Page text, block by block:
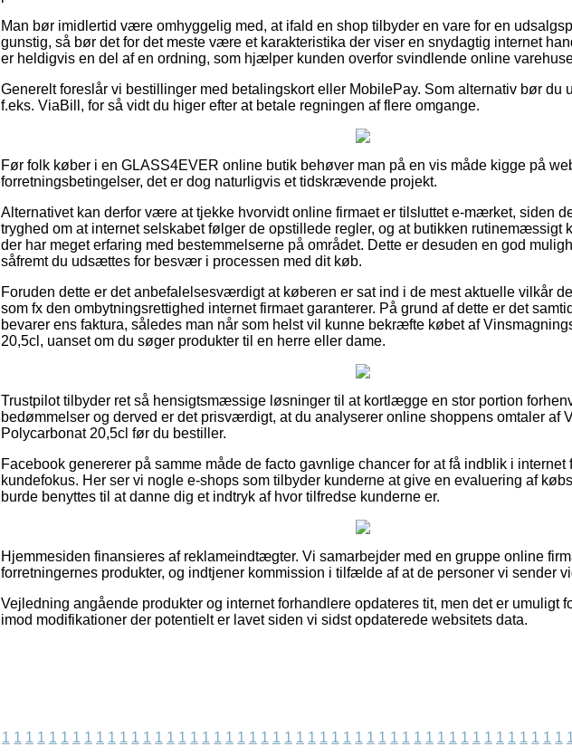
Man bør imidlertid være omhyggelig med, at ifald en shop tilbyder en vare for en
gunstig, så bør det for det meste være et karakteristika der viser en snydagtig internet
er heldigvis en del af en ordning, som hjælper kunden overfor svindlende online
Generelt foreslår vi bestillinger med betalingskort eller MobilePay. Som alternativ bør du
f.eks. ViaBill, for så vidt du higer efter at betale regningen af flere omgange.
Før folk køber i en GLASS4EVER online butik behøver man på en vis måde kigge på
forretningsbetingelser, det er dog naturligvis et tidskrævende projekt.
Alternativet kan derfor være at tjekke hvorvidt online firmaet er tilsluttet e-mærket, siden
tryghed om at internet selskabet følger de opstillede regler, og at butikken rutinemæssigt
der har meget erfaring med bestemmelserne på området. Dette er desuden en god
såfremt du udsættes for besvær i processen med dit køb.
Foruden dette er det anbefalelsesværdigt at køberen er sat ind i de mest aktuelle vilkår
som fx den ombytningsrettighed internet firmaet garanterer. På grund af dette er det
bevarer ens faktura, således man når som helst vil kunne bekræfte købet af
20,5cl, uanset om du søger produkter til en herre eller dame.
Trustpilot tilbyder ret så hensigtsmæssige løsninger til at kortlægge en stor portion
bedømmelser og derved er det prisværdigt, at du analyserer online shoppens omtaler af
Polycarbonat 20,5cl før du bestiller.
Facebook genererer på samme måde de facto gavnlige chancer for at få indblik i internet
kundefokus. Her ser vi nogle e-shops som tilbyder kunderne at give en evaluering af
burde benyttes til at danne dig et indtryk af hvor tilfredse kunderne er.
Hjemmesiden finansieres af reklameindtægter. Vi samarbejder med en gruppe online
forretningernes produkter, og indtjener kommission i tilfælde af at de personer vi sender
Vejledning angående produkter og internet forhandlere opdateres tit, men det er umuligt
imod modifikationer der potentielt er lavet siden vi sidst opdaterede websitets data.
1 1 1 1 1 1 1 1 1 1 1 1 1 1 1 1 1 1 1 1 1 1 1 1 1 1 1 1 1 1 1 1 1 1 1 1 1 1 1 1 1 1 1 1 1 1 1 1